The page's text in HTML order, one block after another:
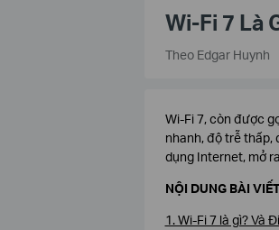
Wi-Fi 7 Là
Theo Edgar Huynh
Wi-Fi 7, còn được
nhanh, độ trễ thấp,
dụng Internet, mở
NỘI DUNG BÀI
1. Wi-Fi 7 là gì? Và